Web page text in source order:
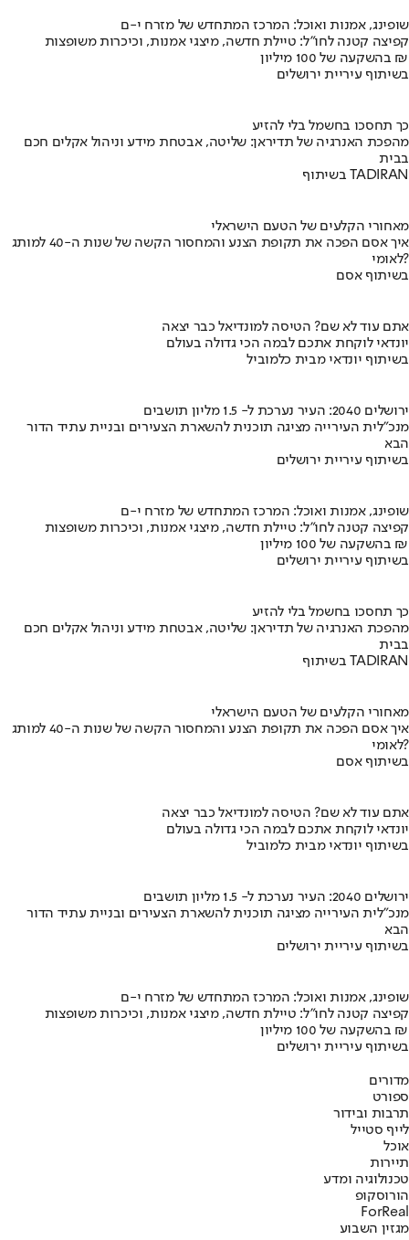
שופינג, אמנות ואוכל: המרכז המתחדש של מזרח י-ם
קפיצה קטנה לחו"ל: טיילת חדשה, מיצגי אמנות, וכיכרות משופצות
בהשקעה של 100 מיליון ₪
בשיתוף עיריית ירושלים
כך תחסכו בחשמל בלי להזיע
מהפכת האנרגיה של תדיראן: שליטה, אבטחת מידע וניהול אקלים חכם
בבית
בשיתוף TADIRAN
מאחורי הקלעים של הטעם הישראלי
איך אסם הפכה את תקופת הצנע והמחסור הקשה של שנות ה-40 למותג
לאומי?
בשיתוף אסם
אתם עוד לא שם? הטיסה למונדיאל כבר יצאה
יונדאי לוקחת אתכם לבמה הכי גדולה בעולם
בשיתוף יונדאי מבית כלמוביל
ירושלים 2040: העיר נערכת ל- 1.5 מליון תושבים
מנכ"לית העירייה מציגה תוכנית להשארת הצעירים ובניית עתיד הדור
הבא
בשיתוף עיריית ירושלים
שופינג, אמנות ואוכל: המרכז המתחדש של מזרח י-ם
קפיצה קטנה לחו"ל: טיילת חדשה, מיצגי אמנות, וכיכרות משופצות
בהשקעה של 100 מיליון ₪
בשיתוף עיריית ירושלים
כך תחסכו בחשמל בלי להזיע
מהפכת האנרגיה של תדיראן: שליטה, אבטחת מידע וניהול אקלים חכם
בבית
בשיתוף TADIRAN
מאחורי הקלעים של הטעם הישראלי
איך אסם הפכה את תקופת הצנע והמחסור הקשה של שנות ה-40 למותג
לאומי?
בשיתוף אסם
אתם עוד לא שם? הטיסה למונדיאל כבר יצאה
יונדאי לוקחת אתכם לבמה הכי גדולה בעולם
בשיתוף יונדאי מבית כלמוביל
ירושלים 2040: העיר נערכת ל- 1.5 מליון תושבים
מנכ"לית העירייה מציגה תוכנית להשארת הצעירים ובניית עתיד הדור
הבא
בשיתוף עיריית ירושלים
שופינג, אמנות ואוכל: המרכז המתחדש של מזרח י-ם
קפיצה קטנה לחו"ל: טיילת חדשה, מיצגי אמנות, וכיכרות משופצות
בהשקעה של 100 מיליון ₪
בשיתוף עיריית ירושלים
מדורים
ספורט
תרבות ובידור
לייף סטייל
אוכל
תיירות
טכנולוגיה ומדע
הורוסקופ
ForReal
מגזין השבוע